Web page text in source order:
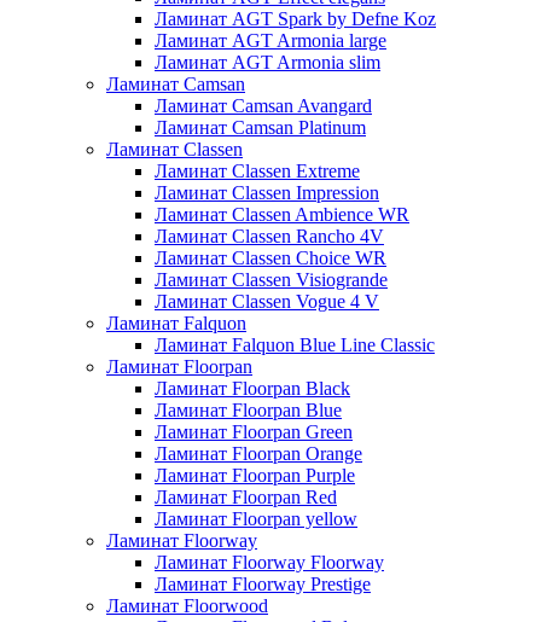
Ламинат AGT Spark by Defne Koz
Ламинат AGT Armonia large
Ламинат AGT Armonia slim
Ламинат Camsan
Ламинат Camsan Avangard
Ламинат Camsan Platinum
Ламинат Classen
Ламинат Classen Extreme
Ламинат Classen Impression
Ламинат Classen Ambience WR
Ламинат Classen Rancho 4V
Ламинат Classen Choice WR
Ламинат Classen Visiogrande
Ламинат Classen Vogue 4 V
Ламинат Falquon
Ламинат Falquon Blue Line Classic
Ламинат Floorpan
Ламинат Floorpan Black
Ламинат Floorpan Blue
Ламинат Floorpan Green
Ламинат Floorpan Orange
Ламинат Floorpan Purple
Ламинат Floorpan Red
Ламинат Floorpan yellow
Ламинат Floorway
Ламинат Floorway Floorway
Ламинат Floorway Prestige
Ламинат Floorwood